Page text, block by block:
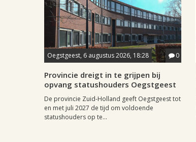
Oegstgeest, 6 augustus 2026, 18:28 0
Provincie dreigt in te grijpen bij
opvang statushouders Oegstgeest
De provincie Zuid-Holland geeft Oegstgeest tot
en met juli 2027 de tijd om voldoende
statushouders op te...